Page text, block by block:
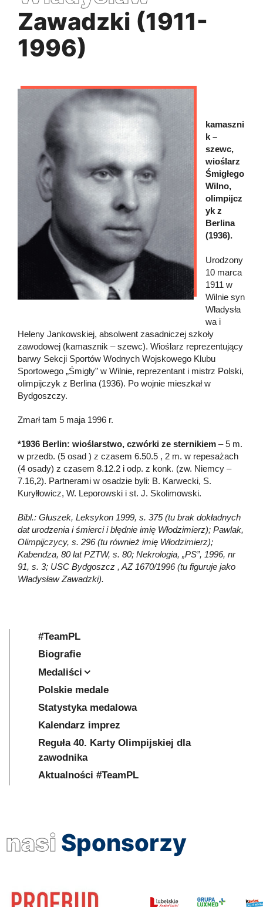
Zawadzki (1911-
1996)
kamaszni
k –
szewc,
wioślarz
Śmigłego
Wilno,
olimpijcz
yk z
Berlina
(1936).
Urodzony
10 marca
1911 w
Wilnie syn
Władysła
wa i
Heleny Jankowskiej, absolwent zasadniczej szkoły
zawodowej (kamasznik – szewc). Wioślarz reprezentujący
barwy Sekcji Sportów Wodnych Wojskowego Klubu
Sportowego „Śmigły” w Wilnie, reprezentant i mistrz Polski,
olimpijczyk z Berlina (1936). Po wojnie mieszkał w
Bydgoszczy.
Zmarł tam 5 maja 1996 r.
*1936 Berlin: wioślarstwo, czwórki ze sternikiem – 5 m.
w przedb. (5 osad ) z czasem 6.50.5 , 2 m. w repesażach
(4 osady) z czasem 8.12.2 i odp. z konk. (zw. Niemcy –
7.16,2). Partnerami w osadzie byli: B. Karwecki, S.
Kuryłłowicz, W. Leporowski i st. J. Skolimowski.
Bibl.: Głuszek, Leksykon 1999, s. 375 (tu brak dokładnych
dat urodzenia i śmierci i błędnie imię Włodzimierz); Pawlak,
Olimpijczycy, s. 296 (tu również imię Włodzimierz);
Kabendza, 80 lat PZTW, s. 80; Nekrologia, „PS”, 1996, nr
91, s. 3; USC Bydgoszcz , AZ 1670/1996 (tu figuruje jako
Władysław Zawadzki).
#TeamPL
Biografie
Medaliści
Polskie medale
Statystyka medalowa
Kalendarz imprez
Reguła 40. Karty Olimpijskiej dla
zawodnika
Aktualności #TeamPL
nasi Sponsorzy